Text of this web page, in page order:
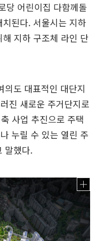
당 어린이집 다함께돌
된다. 서울시는 지하
지하 구조체 라인 단
의도 대표적인 대단지
진 새로운 주거단지로
사업 추진으로 주택
누릴 수 있는 열린 주
말했다.